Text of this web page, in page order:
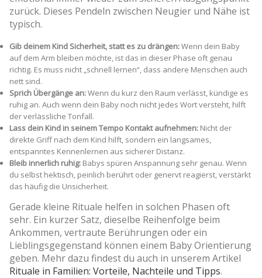
zurück. Dieses Pendeln zwischen Neugier und Nähe ist
typisch.
Gib deinem Kind Sicherheit, statt es zu drängen:Wenn dein Baby
auf dem Arm bleiben möchte, ist das in dieser Phase oft genau
richtig. Es muss nicht „schnell lernen“, dass andere Menschen auch
nett sind.
Sprich Übergänge an:Wenn du kurz den Raum verlässt, kündige es
ruhig an. Auch wenn dein Baby noch nicht jedes Wort versteht, hilft
der verlässliche Tonfall.
Lass dein Kind in seinem Tempo Kontakt aufnehmen: Nicht der
direkte Griff nach dem Kind hilft, sondern ein langsames,
entspanntes Kennenlernen aus sicherer Distanz.
Bleib innerlich ruhig: Babys spüren Anspannung sehr genau. Wenn
du selbst hektisch, peinlich berührt oder genervt reagierst, verstärkt
das häufig die Unsicherheit.
Gerade kleine Rituale helfen in solchen Phasen oft
sehr. Ein kurzer Satz, dieselbe Reihenfolge beim
Ankommen, vertraute Berührungen oder ein
Lieblingsgegenstand können einem Baby Orientierung
geben. Mehr dazu findest du auch in unserem Artikel
Rituale in Familien: Vorteile, Nachteile und Tipps.